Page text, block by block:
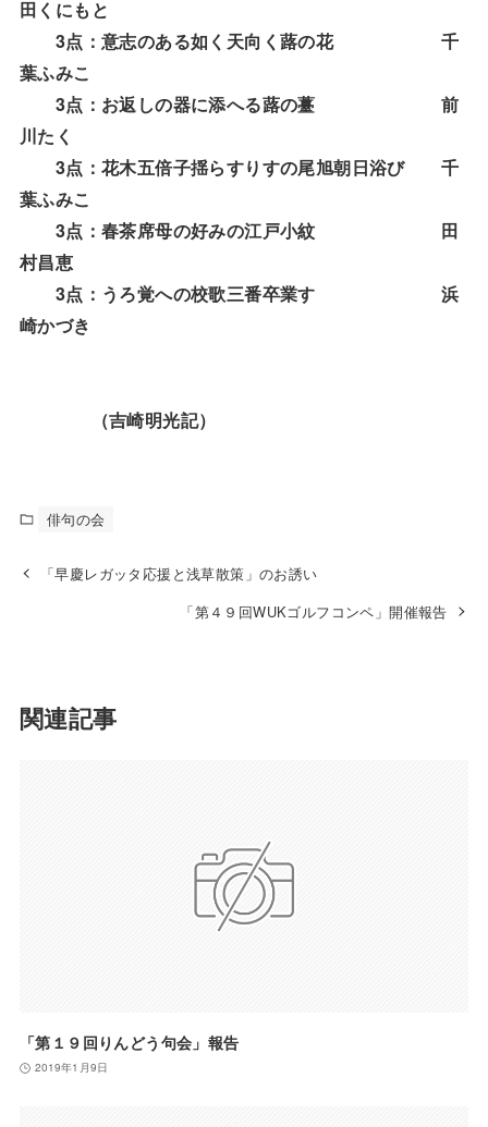
田くにもと
3点：意志のある如く天向く蕗の花 千
葉ふみこ
3点：お返しの器に添へる蕗の薹 前
川たく
3点：花木五倍子揺らすりすの尾旭朝日浴び 千
葉ふみこ
3点：春茶席母の好みの江戸小紋 田
村昌恵
3点：うろ覚への校歌三番卒業す 浜
崎かづき
（吉崎明光記）
俳句の会
「早慶レガッタ応援と浅草散策」のお誘い
「第４９回WUKゴルフコンペ」開催報告
関連記事
「第１９回りんどう句会」報告
2019年1月9日